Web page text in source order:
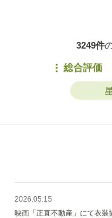
3249件
総合評価
2026.05.15
映画「正直不動産」にて衣